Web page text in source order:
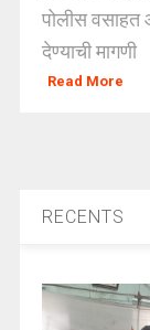
पोलीस वसाहत
देण्याची
Read More
RECENTS